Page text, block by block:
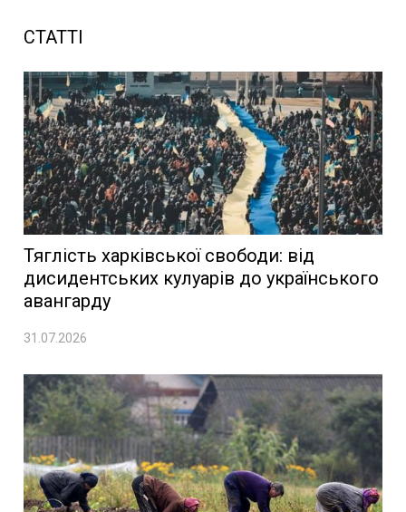
СТАТТІ
Тяглість харківської свободи: від
дисидентських кулуарів до українського
авангарду
31.07.2026